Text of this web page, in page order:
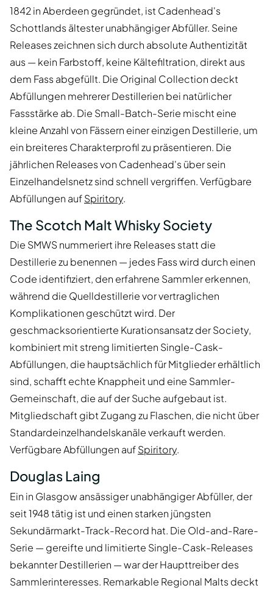
1842 in Aberdeen gegründet, ist Cadenhead's
Schottlands ältester unabhängiger Abfüller. Seine
Releases zeichnen sich durch absolute Authentizität
aus — kein Farbstoff, keine Kältefiltration, direkt aus
dem Fass abgefüllt. Die Original Collection deckt
Abfüllungen mehrerer Destillerien bei natürlicher
Fassstärke ab. Die Small-Batch-Serie mischt eine
kleine Anzahl von Fässern einer einzigen Destillerie, um
ein breiteres Charakterprofil zu präsentieren. Die
jährlichen Releases von Cadenhead's über sein
Einzelhandelsnetz sind schnell vergriffen. Verfügbare
Abfüllungen aufSpiritory.
The Scotch Malt Whisky Society
Die SMWS nummeriert ihre Releases statt die
Destillerie zu benennen — jedes Fass wird durch einen
Code identifiziert, den erfahrene Sammler erkennen,
während die Quelldestillerie vor vertraglichen
Komplikationen geschützt wird. Der
geschmacksorientierte Kurationsansatz der Society,
kombiniert mit streng limitierten Single-Cask-
Abfüllungen, die hauptsächlich für Mitglieder erhältlich
sind, schafft echte Knappheit und eine Sammler-
Gemeinschaft, die auf der Suche aufgebaut ist.
Mitgliedschaft gibt Zugang zu Flaschen, die nicht über
Standardeinzelhandelskanäle verkauft werden.
Verfügbare Abfüllungen aufSpiritory.
Douglas Laing
Ein in Glasgow ansässiger unabhängiger Abfüller, der
seit 1948 tätig ist und einen starken jüngsten
Sekundärmarkt-Track-Record hat. Die Old-and-Rare-
Serie — gereifte und limitierte Single-Cask-Releases
bekannter Destillerien — war der Haupttreiber des
Sammlerinteresses. Remarkable Regional Malts deckt